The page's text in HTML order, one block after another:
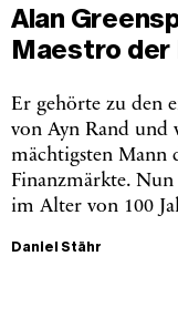
Alan
Maestro der
Er gehörte zu den
von Ayn Rand und
mächtigsten Mann
Finanzmärkte. Nun
im Alter von 100
Daniel Stähr